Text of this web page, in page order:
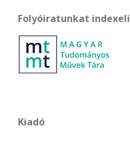
Folyóiratunkat indexeli
Kiadó